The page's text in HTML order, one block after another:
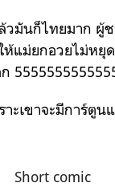
วมันก็ไทยมาก
แม่ยกอวยไม่หยุ
เขาจะมีการ์ตูน
Short comic